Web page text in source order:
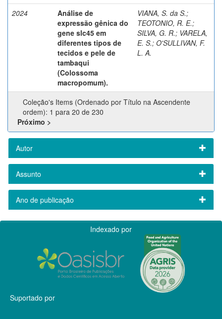
2024
Análise de
expressão gênica do
gene slc45 em
diferentes tipos de
tecidos e pele de
tambaqui
(Colossoma
macropomum).
VIANA, S. da S.;
TEOTONIO, R. E.;
SILVA, G. R.; VARELA,
E. S.; O'SULLIVAN, F.
L. A.
Coleção's Items (Ordenado por Título na Ascendente
ordem): 1 para 20 de 230
Próximo >
Autor
Assunto
Ano de publicação
Indexado por
Suportado por